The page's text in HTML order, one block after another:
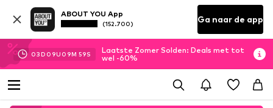
ABOUT YOU App
(152.700) Ga naar de app
03D 09U 09M 56S
Laatste Zomer Solden: Deals met tot
wel -60%